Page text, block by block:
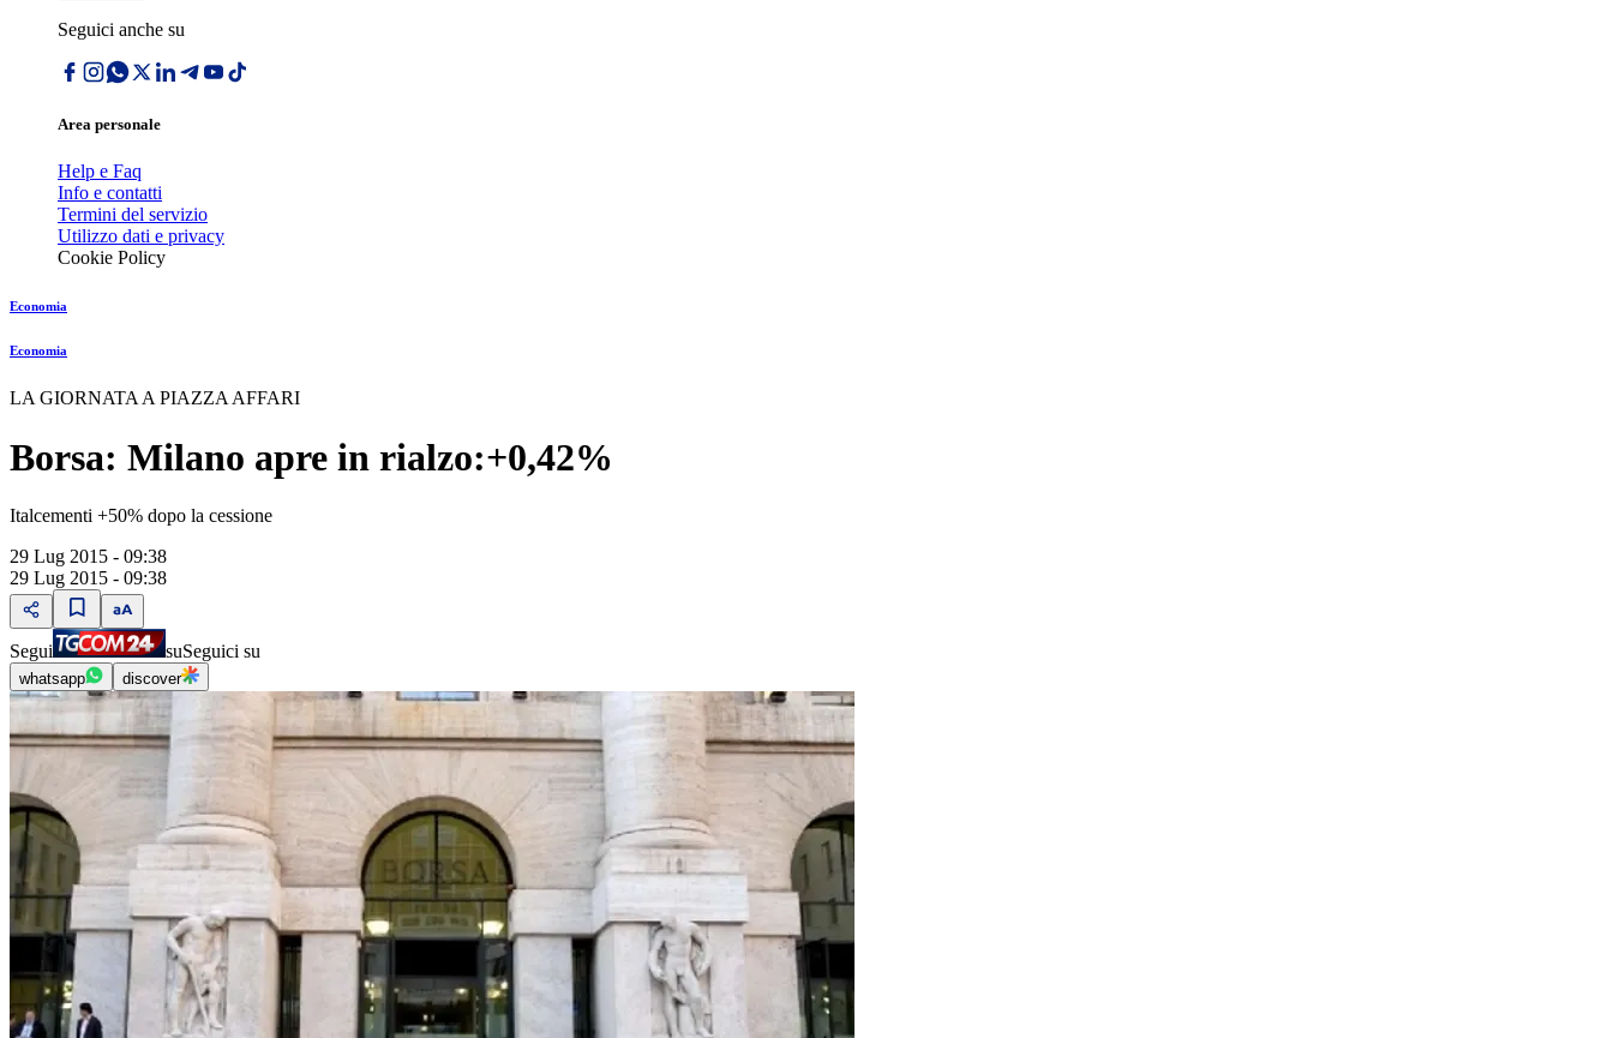
Seguici anche su
Area personale
Help e Faq
Info e contatti
Termini del servizio
Utilizzo dati e privacy
Cookie Policy
Economia
Economia
LA GIORNATA A PIAZZA AFFARI
Borsa: Milano apre in rialzo:+0,42%
Italcementi +50% dopo la cessione
29 Lug 2015 - 09:38
29 Lug 2015 - 09:38
Segui suSeguici su
whatsapp discover